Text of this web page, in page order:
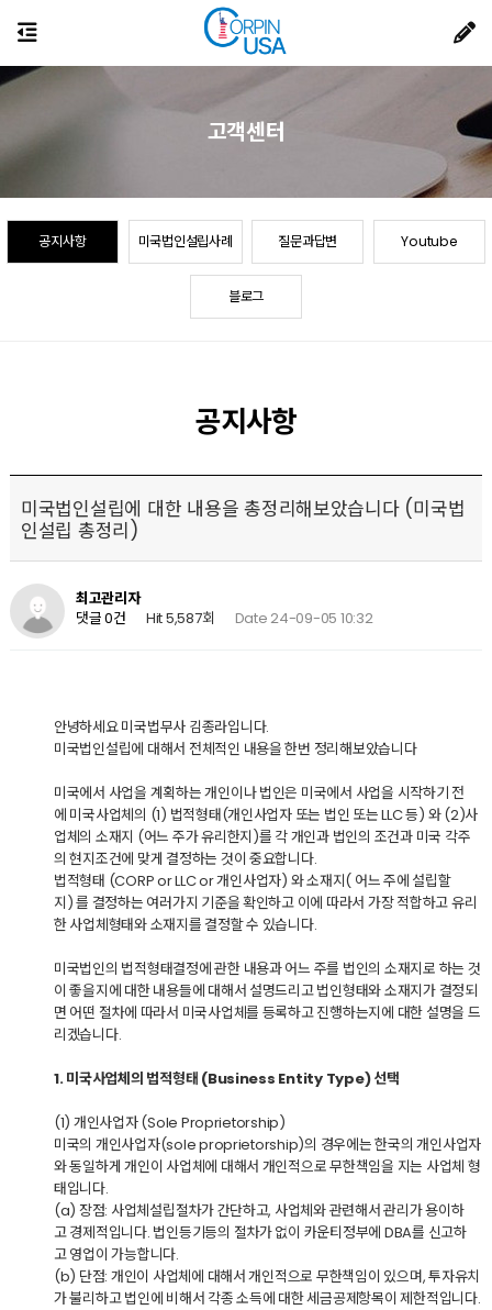
공지사항 미국법인설립사례 질문과답변 Youtube
블로그
고객센터
공지사항
미국법인설립에 대한 내용을 총정리해보았습니다 (미국법
인설립 총정리)
최고관리자
댓글 0건
Hit 5,587회 Date 24-09-05 10:32
안녕하세요 미국법무사 김종라입니다.
미국법인설립에 대해서 전체적인 내용을 한번 정리해보았습니다
미국에서 사업을 계획하는 개인이나 법인은 미국에서 사업을 시작하기 전
에 미국사업체의 (1) 법적형태(개인사업자 또는 법인 또는 LLC 등) 와 (2)사
업체의 소재지 (어느 주가 유리한지)를 각 개인과 법인의 조건과 미국 각주
의 현지조건에 맞게 결정하는 것이 중요합니다.
법적형태 (CORP or LLC or 개인사업자) 와 소재지( 어느 주에 설립할
지) 를 결정하는 여러가지 기준을 확인하고 이에 따라서 가장 적합하고 유리
한 사업체형태와 소재지를 결정할 수 있습니다.
미국법인의 법적형태결정에 관한 내용과 어느 주를 법인의 소재지로 하는 것
이 좋을지에 대한 내용들에 대해서 설명드리고 법인형태와 소재지가 결정되
면 어떤 절차에 따라서 미국사업체를 등록하고 진행하는지에 대한 설명을 드
리겠습니다.
1. 미국사업체의 법적형태 (Business Entity Type) 선택
(1) 개인사업자 (Sole Proprietorship)
미국의 개인사업자(sole proprietorship)의 경우에는 한국의 개인사업자
와 동일하게 개인이 사업체에 대해서 개인적으로 무한책임을 지는 사업체 형
태입니다.
(a) 장점: 사업체설립절차가 간단하고, 사업체와 관련해서 관리가 용이하
고 경제적입니다. 법인등기등의 절차가 없이 카운티정부에 DBA를 신고하
고 영업이 가능합니다.
(b) 단점: 개인이 사업체에 대해서 개인적으로 무한책임이 있으며, 투자유치
가 불리하고 법인에 비해서 각종 소득에 대한 세금공제항목이 제한적입니다.